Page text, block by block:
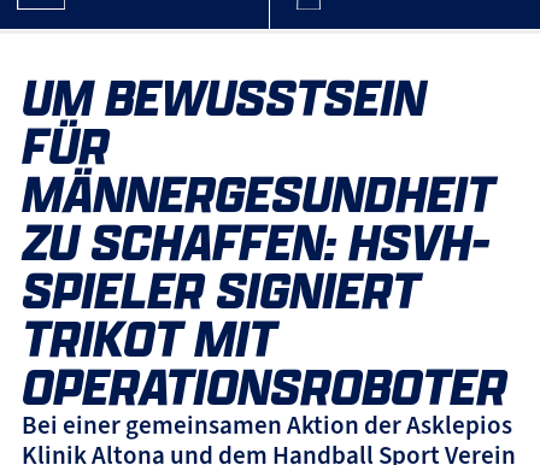
UM BEWUSSTSEIN
FÜR
MÄNNERGESUNDHEIT
ZU SCHAFFEN: HSVH-
SPIELER SIGNIERT
TRIKOT MIT
OPERATIONSROBOTER
Bei einer gemeinsamen Aktion der Asklepios
Klinik Altona und dem Handball Sport Verein